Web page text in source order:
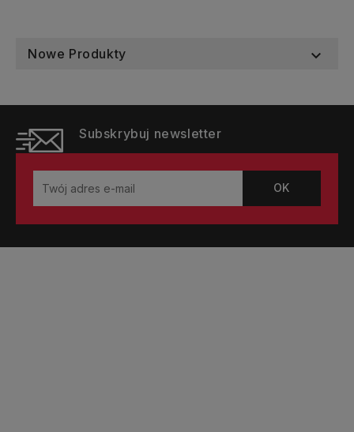
Nowe Produkty 
Subskrybuj newsletter